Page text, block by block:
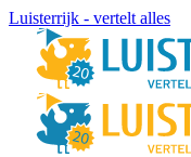
Luisterrijk - vertelt alles